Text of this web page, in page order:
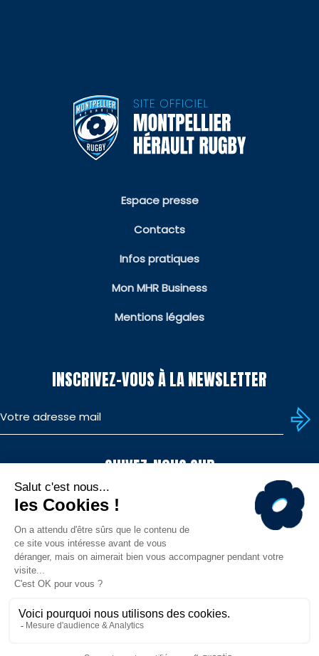
Espace presse
Contacts
Infos pratiques
Mon MHR Business
Mentions légales
INSCRIVEZ-VOUS À LA NEWSLETTER
SUIVEZ-NOUS SUR
TÉLÉCHARGEZ L'APP